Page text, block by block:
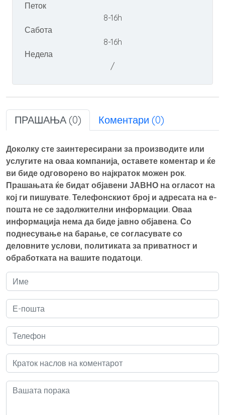
Петок
8-16h
Сабота
8-16h
Недела
/
ПРАШАЊА (0) Коментари (0)
Доколку сте заинтересирани за производите или
услугите на оваа компанија, оставете коментар и ќе
ви биде одговорено во најкраток можен рок.
Прашањата ќе бидат објавени ЈАВНО на огласот на
кој ги пишувате. Телефонскиот број и адресата на е-
пошта не се задолжителни информации. Оваа
информација нема да биде јавно објавена. Со
поднесување на барање, се согласувате со
деловните услови, политиката за приватност и
обработката на вашите податоци.